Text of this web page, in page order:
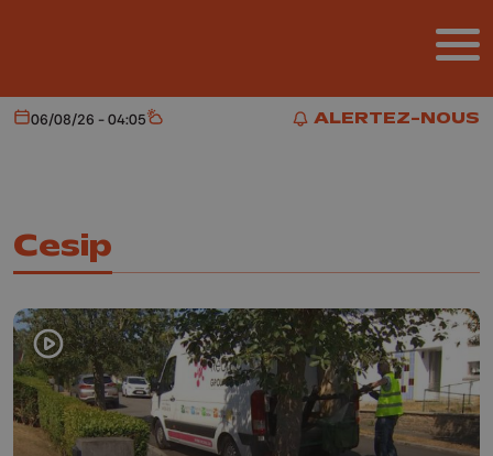
ALERTEZ-NOUS
ALERTEZ-NOUS
Aujourd'hui
06/08/26 - 04:05 Météo
Cesip